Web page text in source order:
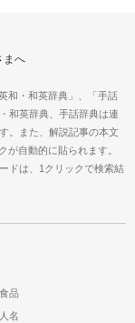
まへ
和・和英辞典」、「手話
和英辞典、手話辞典は連
。また、解説記事の本文
が自動的に貼られます。
ドは、1クリックで検索結
食品
人名